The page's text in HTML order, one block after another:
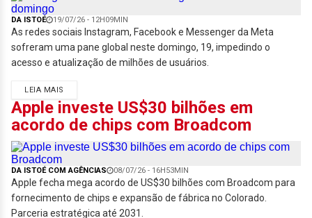
DA ISTOÉ 19/07/26 - 12H09MIN
As redes sociais Instagram, Facebook e Messenger da Meta
sofreram uma pane global neste domingo, 19, impedindo o
acesso e atualização de milhões de usuários.
LEIA MAIS
Apple investe US$30 bilhões em
acordo de chips com Broadcom
DA ISTOÉ COM AGÊNCIAS 08/07/26 - 16H53MIN
Apple fecha mega acordo de US$30 bilhões com Broadcom para
fornecimento de chips e expansão de fábrica no Colorado.
Parceria estratégica até 2031.